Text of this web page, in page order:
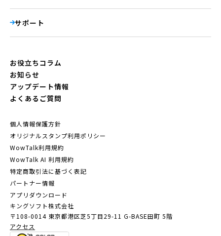
サポート
お役立ちコラム
お知らせ
アップデート情報
よくあるご質問
個人情報保護方針
オリジナルスタンプ利用ポリシー
WowTalk利用規約
WowTalk AI 利用規約
特定商取引法に基づく表記
パートナー情報
アプリダウンロード
キングソフト株式会社
〒108-0014 東京都港区芝5丁目29-11 G-BASE田町 5階
アクセス